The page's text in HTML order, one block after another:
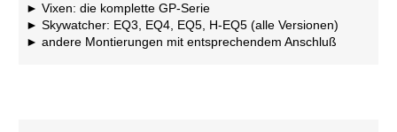
Vixen: die komplette GP-Serie
Skywatcher: EQ3, EQ4, EQ5, H-EQ5 (alle Versionen)
andere Montierungen mit entsprechendem Anschluß